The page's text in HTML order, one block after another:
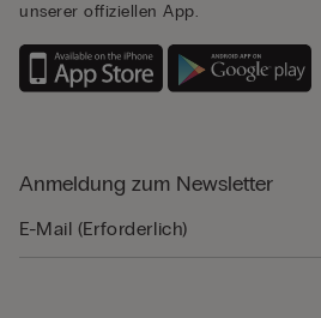
unserer offiziellen App.
Anmeldung zum Newsletter